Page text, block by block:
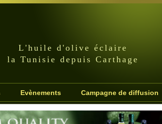
L'huile d'olive éclaire
la Tunisie depuis Carthage
Evènements Campagne de diffusion